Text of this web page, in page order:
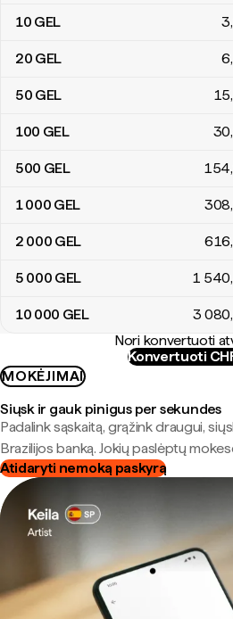
10 GEL 3
20 GEL 6
50 GEL 15
100 GEL 30
500 GEL 154
1 000 GEL 308
2 000 GEL 616
5 000 GEL 1 540
10 000 GEL 3 080
Nori konvertuoti
Konvertuoti
MOKĖJIMAI
Siųsk ir gauk pinigus per sekundes
Padalink sąskaitą, grąžink draugui,
Brazilijos banką. Jokių paslėptų
Atidaryti nemoką paskyrą